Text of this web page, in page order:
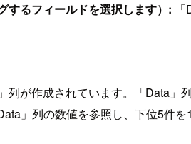
るフィールドを選択します）:
が作成されています。「Data
」列の数値を参照し、下位5件を